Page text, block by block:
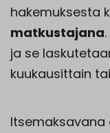
hakemuksesta
matkustajana
ja se
kuukausittain